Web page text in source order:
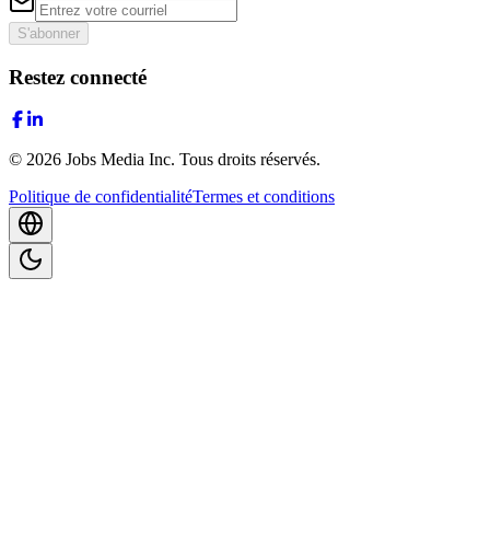
S'abonner
Restez connecté
© 2026 Jobs Media Inc. Tous droits réservés.
Politique de confidentialitéTermes et conditions